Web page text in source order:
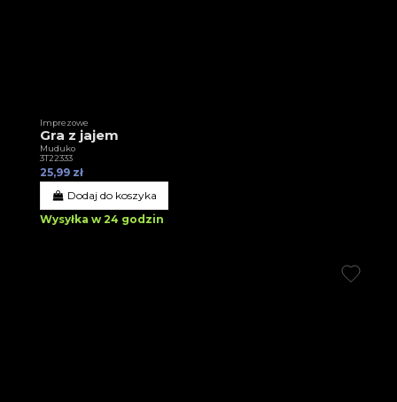
Imprezowe
Gra z jajem
Muduko
3T22333
25,99 zł
Dodaj do koszyka
Wysyłka w 24 godzin